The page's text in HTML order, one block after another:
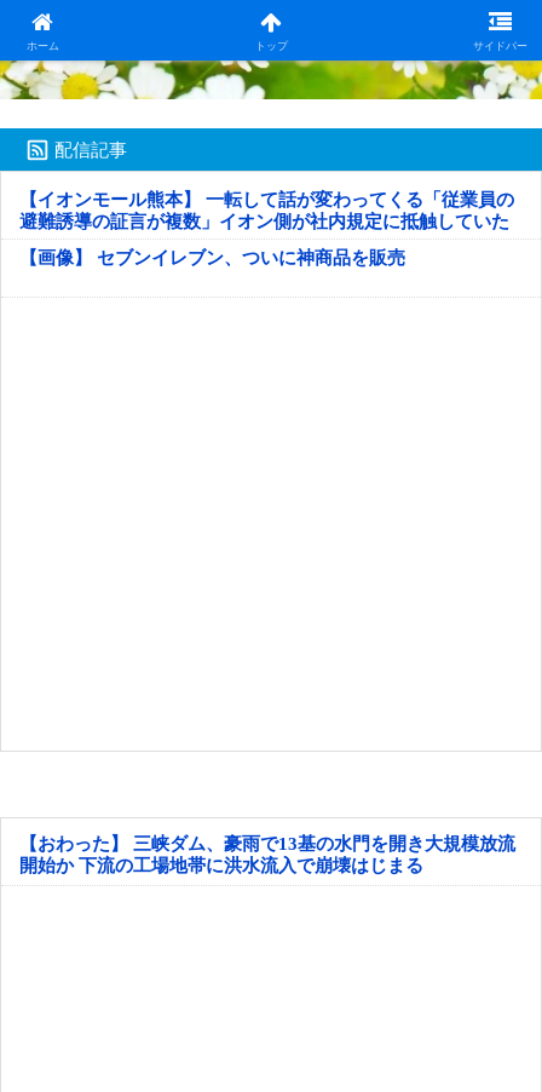
ホーム トップ サイドバー
日本第一！ニュース録
配信記事
【イオンモール熊本】 一転して話が変わってくる「従業員の
避難誘導の証言が複数」イオン側が社内規定に抵触していた
疑い
【画像】 セブンイレブン、ついに神商品を販売
【おわった】 三峡ダム、豪雨で13基の水門を開き大規模放流
開始か 下流の工場地帯に洪水流入で崩壊はじまる